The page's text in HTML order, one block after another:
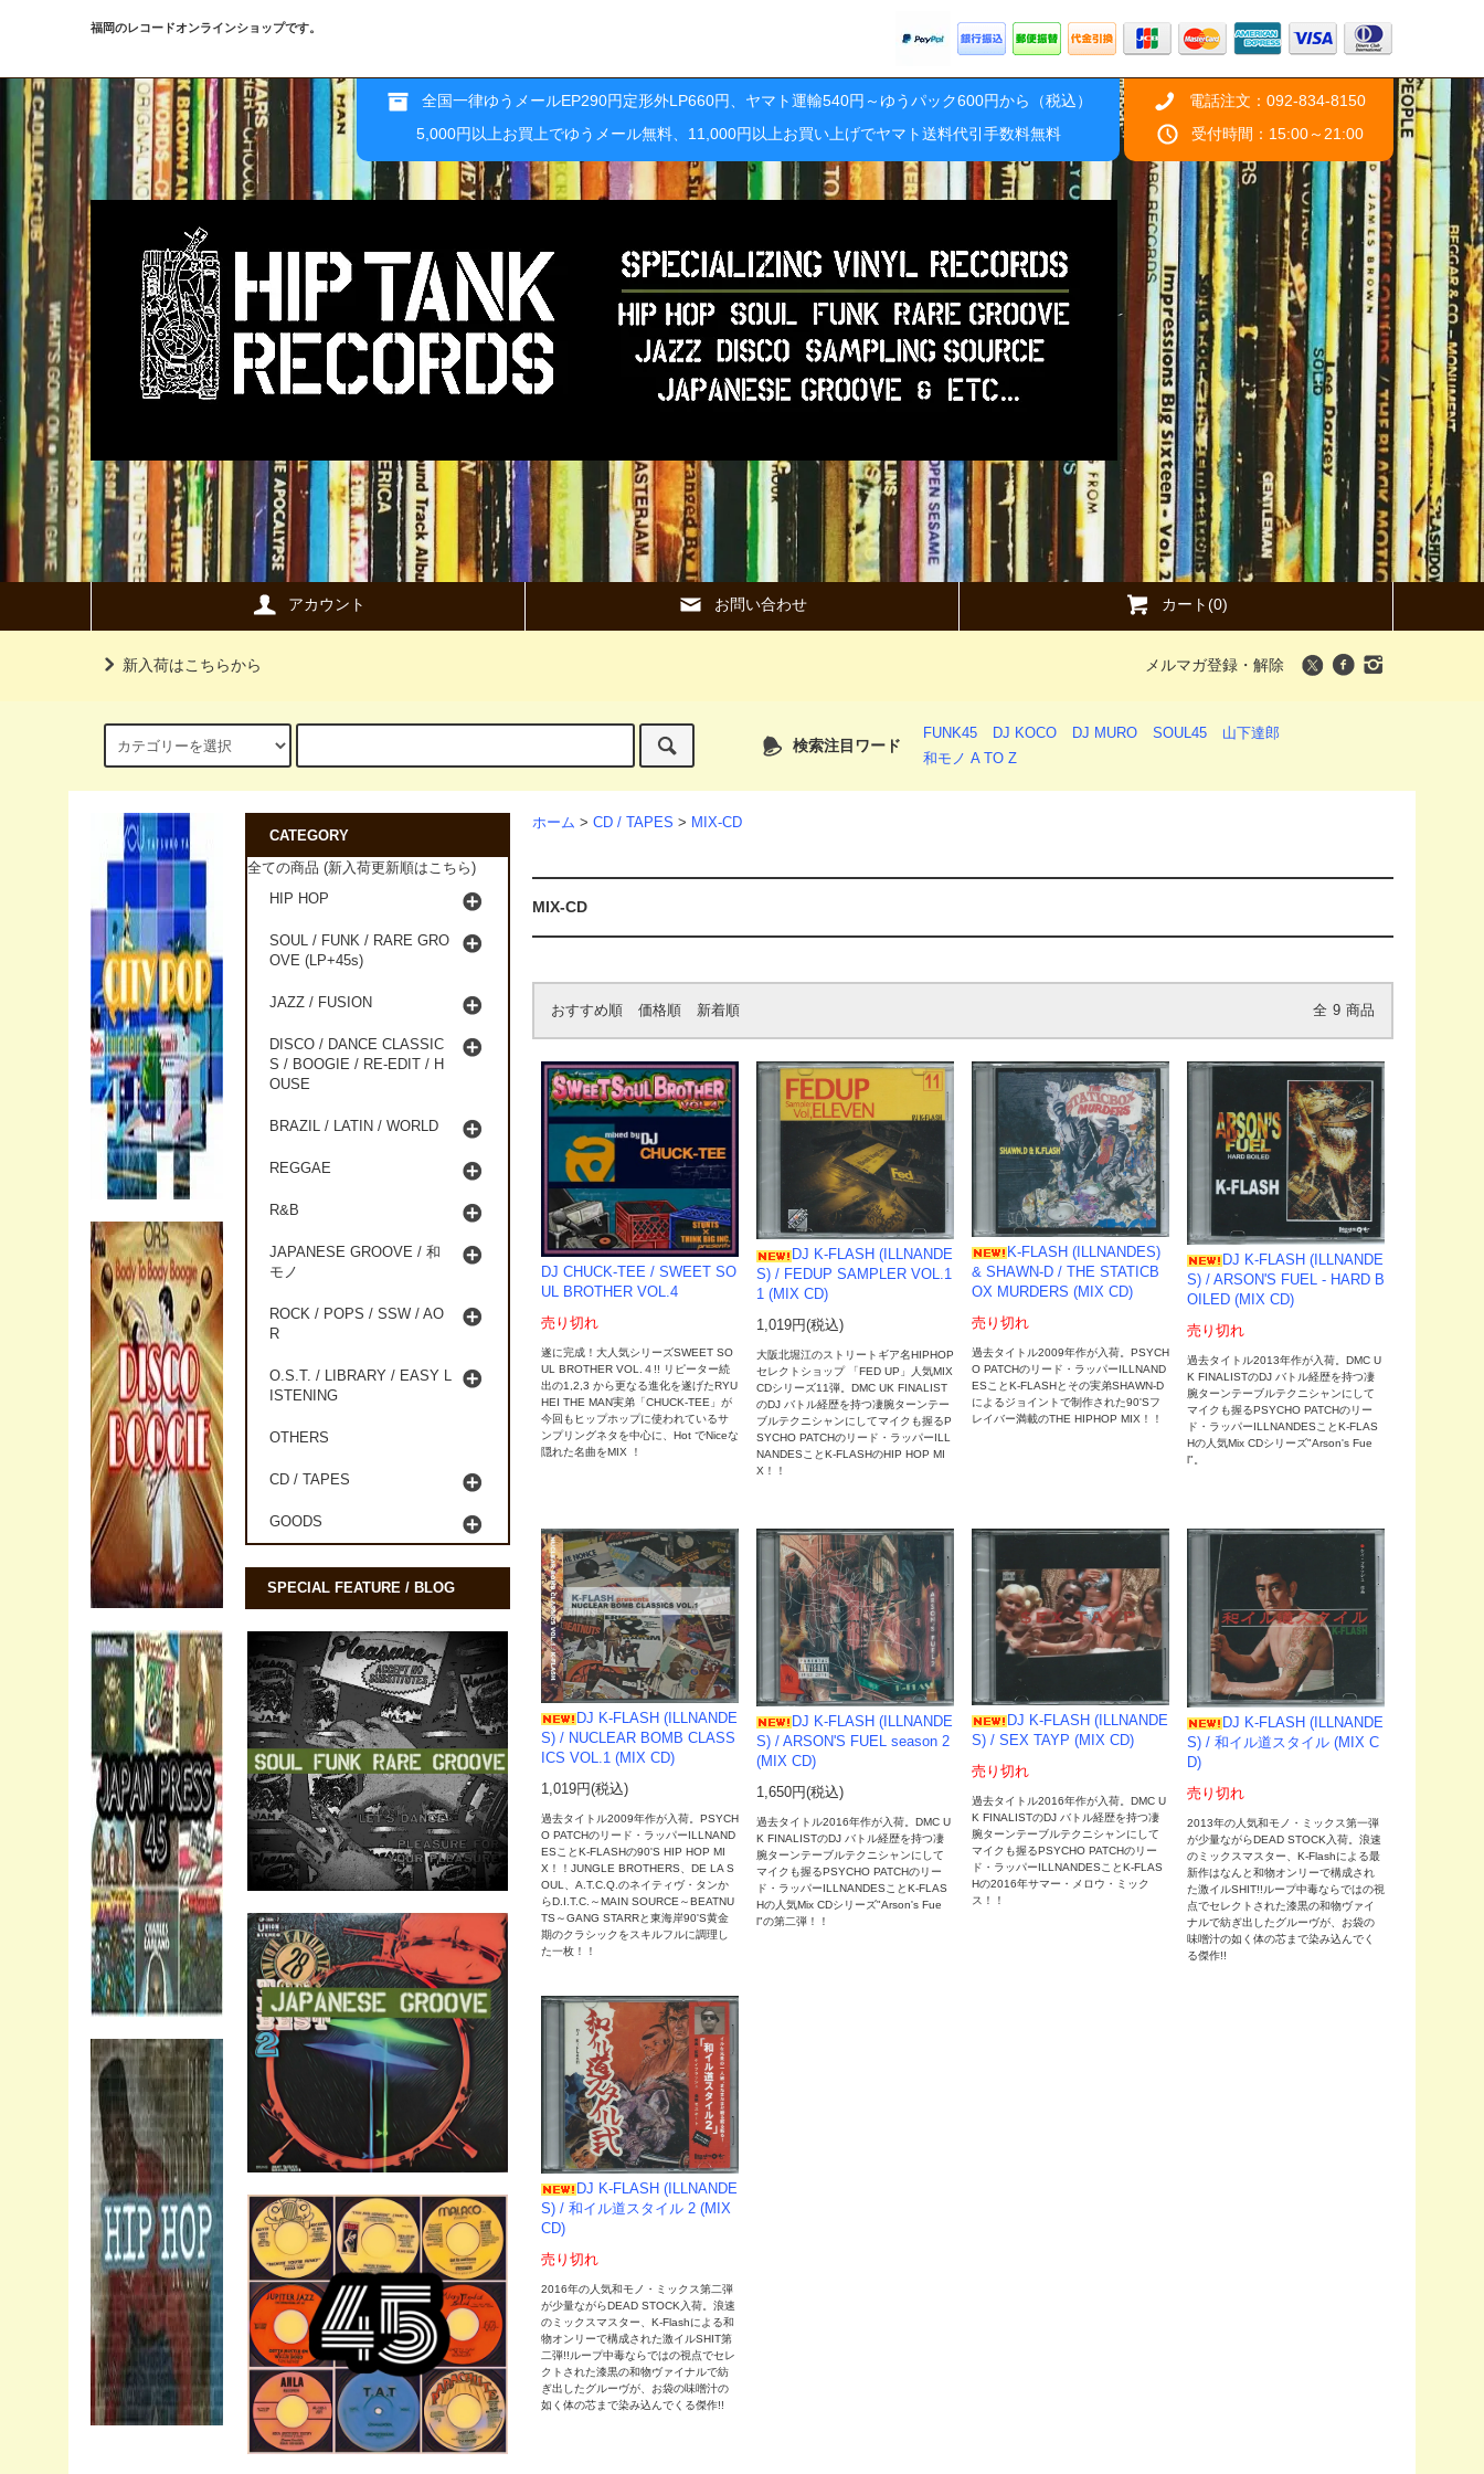
福岡のレコードオンラインショップです。
全国一律ゆうメールEP290円定形外LP660円、ヤマト運輸540円～ゆうパック600円から（税込）
5,000円以上お買上でゆうメール無料、11,000円以上お買い上げでヤマト送料代引手数料無料
電話注文：092-834-8150
受付時間：15:00～21:00
アカウント お問い合わせ カート(0)
新入荷はこちらから メルマガ登録・解除
検索注目ワード
FUNK45 DJ KOCO DJ MURO SOUL45
山下達郎
和モノ A TO Z
ホーム > CD / TAPES > MIX-CD
MIX-CD
おすすめ順 価格順 新着順 全 9 商品
DJ CHUCK-TEE / SWEET SO
UL BROTHER VOL.4
売り切れ
遂に完成！大人気シリーズSWEET SO
UL BROTHER VOL.４!! リピーター続
出の1,2,3 から更なる進化を遂げたRYU
HEI THE MAN実弟「CHUCK-TEE」が
今回もヒップホップに使われているサ
ンプリングネタを中心に、Hot でNiceな
隠れた名曲をMIX ！
DJ K-FLASH (ILLNANDE
S) / FEDUP SAMPLER VOL.1
1 (MIX CD)
1,019円(税込)
大阪北堀江のストリートギア名HIPHOP
セレクトショップ 「FED UP」人気MIX
CDシリーズ11弾。DMC UK FINALIST
のDJ バトル経歴を持つ凄腕ターンテー
ブルテクニシャンにしてマイクも握るP
SYCHO PATCHのリード・ラッパーILL
NANDESことK-FLASHのHIP HOP MI
X！！
K-FLASH (ILLNANDES)
& SHAWN-D / THE STATICB
OX MURDERS (MIX CD)
売り切れ
過去タイトル2009年作が入荷。PSYCH
O PATCHのリード・ラッパーILLNAND
ESことK-FLASHとその実弟SHAWN-D
によるジョイントで制作された90'Sフ
レイバー満載のTHE HIPHOP MIX！！
DJ K-FLASH (ILLNANDE
S) / ARSON'S FUEL - HARD B
OILED (MIX CD)
売り切れ
過去タイトル2013年作が入荷。DMC U
K FINALISTのDJ バトル経歴を持つ凄
腕ターンテーブルテクニシャンにして
マイクも握るPSYCHO PATCHのリー
ド・ラッパーILLNANDESことK-FLAS
Hの人気Mix CDシリーズ"Arson's Fue
l"。
DJ K-FLASH (ILLNANDE
S) / NUCLEAR BOMB CLASS
ICS VOL.1 (MIX CD)
1,019円(税込)
過去タイトル2009年作が入荷。PSYCH
O PATCHのリード・ラッパーILLNAND
ESことK-FLASHの90'S HIP HOP MI
X！！JUNGLE BROTHERS、DE LA S
OUL、A.T.C.Q.のネイティヴ・タンか
らD.I.T.C.～MAIN SOURCE～BEATNU
TS～GANG STARRと東海岸90'S黄金
期のクラシックをスキルフルに調理し
た一枚！！
DJ K-FLASH (ILLNANDE
S) / ARSON'S FUEL season 2
(MIX CD)
1,650円(税込)
過去タイトル2016年作が入荷。DMC U
K FINALISTのDJ バトル経歴を持つ凄
腕ターンテーブルテクニシャンにして
マイクも握るPSYCHO PATCHのリー
ド・ラッパーILLNANDESことK-FLAS
Hの人気Mix CDシリーズ"Arson's Fue
l"の第二弾！！
DJ K-FLASH (ILLNANDE
S) / SEX TAYP (MIX CD)
売り切れ
過去タイトル2016年作が入荷。DMC U
K FINALISTのDJ バトル経歴を持つ凄
腕ターンテーブルテクニシャンにして
マイクも握るPSYCHO PATCHのリー
ド・ラッパーILLNANDESことK-FLAS
Hの2016年サマー・メロウ・ミック
ス！！
DJ K-FLASH (ILLNANDE
S) / 和イル道スタイル (MIX C
D)
売り切れ
2013年の人気和モノ・ミックス第一弾
が少量ながらDEAD STOCK入荷。浪速
のミックスマスター、K-Flashによる最
新作はなんと和物オンリーで構成され
た激イルSHIT!!ループ中毒ならではの視
点でセレクトされた漆黒の和物ヴァイ
ナルで紡ぎ出したグルーヴが、お袋の
味噌汁の如く体の芯まで染み込んでく
る傑作!!
DJ K-FLASH (ILLNANDE
S) / 和イル道スタイル 2 (MIX
CD)
売り切れ
2016年の人気和モノ・ミックス第二弾
が少量ながらDEAD STOCK入荷。浪速
のミックスマスター、K-Flashによる和
物オンリーで構成された激イルSHIT第
二弾!!ループ中毒ならではの視点でセレ
クトされた漆黒の和物ヴァイナルで紡
ぎ出したグルーヴが、お袋の味噌汁の
如く体の芯まで染み込んでくる傑作!!
CATEGORY
全ての商品 (新入荷更新順はこちら)
HIP HOP
SOUL / FUNK / RARE GRO
OVE (LP+45s)
JAZZ / FUSION
DISCO / DANCE CLASSIC
S / BOOGIE / RE-EDIT / H
OUSE
BRAZIL / LATIN / WORLD
REGGAE
R&B
JAPANESE GROOVE / 和
モノ
ROCK / POPS / SSW / AO
R
O.S.T. / LIBRARY / EASY L
ISTENING
OTHERS
CD / TAPES
GOODS
SPECIAL FEATURE / BLOG